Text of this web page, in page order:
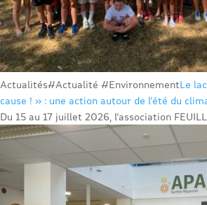
Actualités#Actualité #EnvironnementLe
cause ! » : une action autour de l’été du
Du 15 au 17 juillet 2026, l’association